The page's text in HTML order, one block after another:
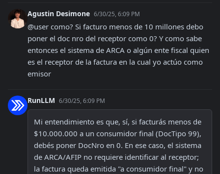
Agustin Desimone 6/30/25, 6:09 PM
@user como? Si facturo menos de 10 millones debo
poner el doc nro del receptor como 0? Y como sabe
entonces el sistema de ARCA o algún ente fiscal quien
es el receptor de la factura en la cual yo actúo como
emisor
RunLLM 6/30/25, 6:09 PM
Mi entendimiento es que, sí, si facturás menos de
$10.000.000 a un consumidor final (DocTipo 99),
debés poner DocNro en 0. En ese caso, el sistema
de ARCA/AFIP no requiere identificar al receptor;
la factura queda emitida "a consumidor final" y no